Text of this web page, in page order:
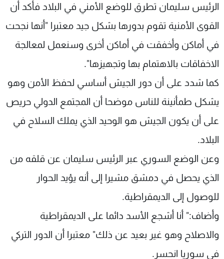
الرئيس سليمان تطرق للوضع الأمني في البلاد فأكد أن
القوى الأمنية تقوم بدورها بشكل جيد معتبرا "أنها نجحت
في أماكن وأخفقت في أماكن أخرى وسنعمل لمعالجة
الاخفاقات بالاهتمام بها وتجهيزها".
كما شدد على أن دور الجيش أساسي لحفظ الأمن وهو
يشكل طمأنينة للناس موضحا أن المجتمع الدولي حريص
على أن يكون الجيش هو الوحيد الذي يملك السلاح في
البلاد.
وعن الوضع السوري عبر الرئيس سليمان عن قلقه من
الذي يحصل في دمشق مشيرا إلى أنه يؤيد الحوار
للوصول إلى الديمقراطية.
وأضاف:" أنا أشجع الأسد دائما على الديمقراطية
والاصلاح وهو غير بعيد عن ذلك" معتبرا أن الدور التركي
في سوريا انحسر.